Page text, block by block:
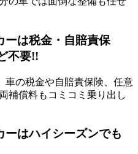
ーは税金・自賠責保
不要!!
車の税金や自賠責保険、任意
補償料もコミコミ乗り出し
ーはハイシーズンでも